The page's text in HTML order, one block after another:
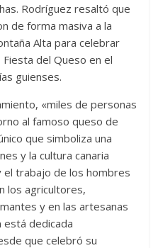
Rodríguez resaltó que
de forma masiva a la
Alta para celebrar
del Queso en el
guienses.
«miles de personas
al famoso queso de
que simboliza una
y la cultura canaria
trabajo de los hombres
los agricultores,
y en las artesanas
está dedicada
que celebró su